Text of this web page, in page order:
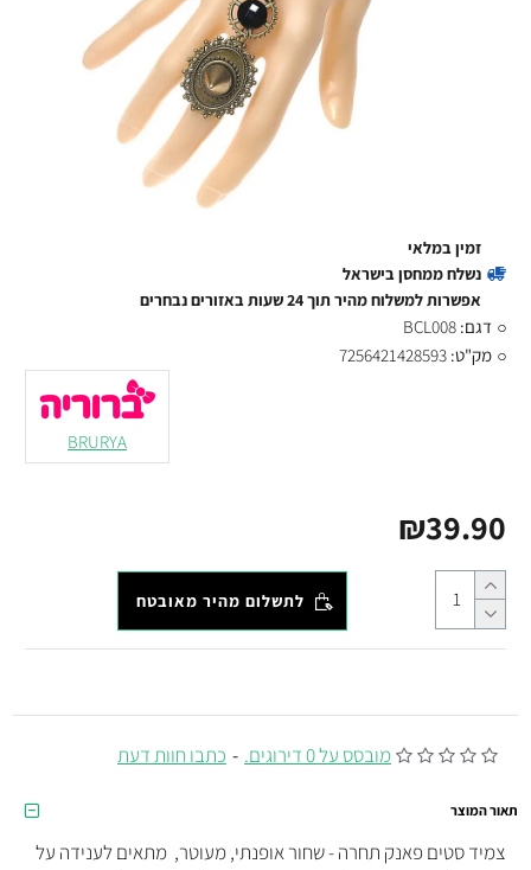
מובסס על 0 דירוגים. - כתבו חוות דעת
₪39.90
זמין במלאי
נשלח ממחסן בישראל
אפשרות למשלוח מהיר תוך 24 שעות באזורים נבחרים
דגם: BCL008
מק"ט: 7256421428593
BRURYA
לתשלום מהיר מאובטח
תאור המוצר
צמיד סטים פאנק תחרה - שחור אופנתי, מעוטר, מתאים לענידה על